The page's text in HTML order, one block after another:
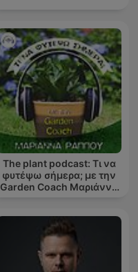
The plant podcast: Τι να
φυτέψω σήμερα; με την
Garden Coach Μαριάννα